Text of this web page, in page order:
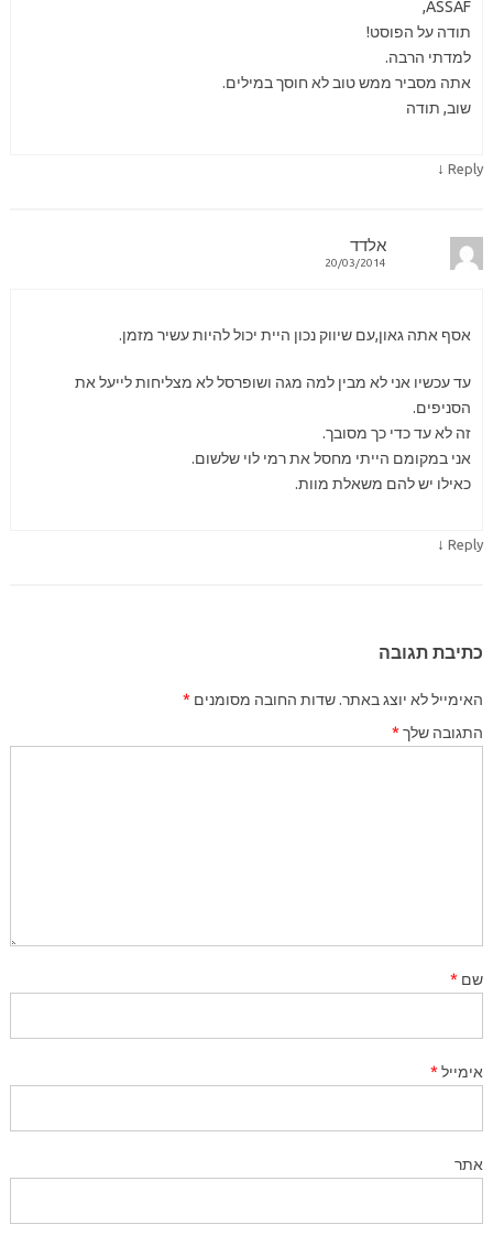
ASSAF,
תודה על הפוסט!
למדתי הרבה.
אתה מסביר ממש טוב לא חוסך במילים.
שוב, תודה
Reply
↓
אלדד
20/03/2014
אסף אתה גאון,עם שיווק נכון היית יכול להיות עשיר מזמן.
עד עכשיו אני לא מבין למה מגה ושופרסל לא מצליחות לייעל את
הסניפים.
זה לא עד כדי כך מסובך.
אני במקומם הייתי מחסל את רמי לוי שלשום.
כאילו יש להם משאלת מוות.
Reply
↓
כתיבת תגובה
האימייל לא יוצג באתר.שדות החובה מסומנים*
התגובה שלך*
שם*
אימייל*
אתר